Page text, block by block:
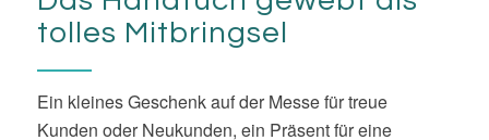
Gewinn bei einer Tombola.
Handtuch gewebt mit einem passenden Spruch auf